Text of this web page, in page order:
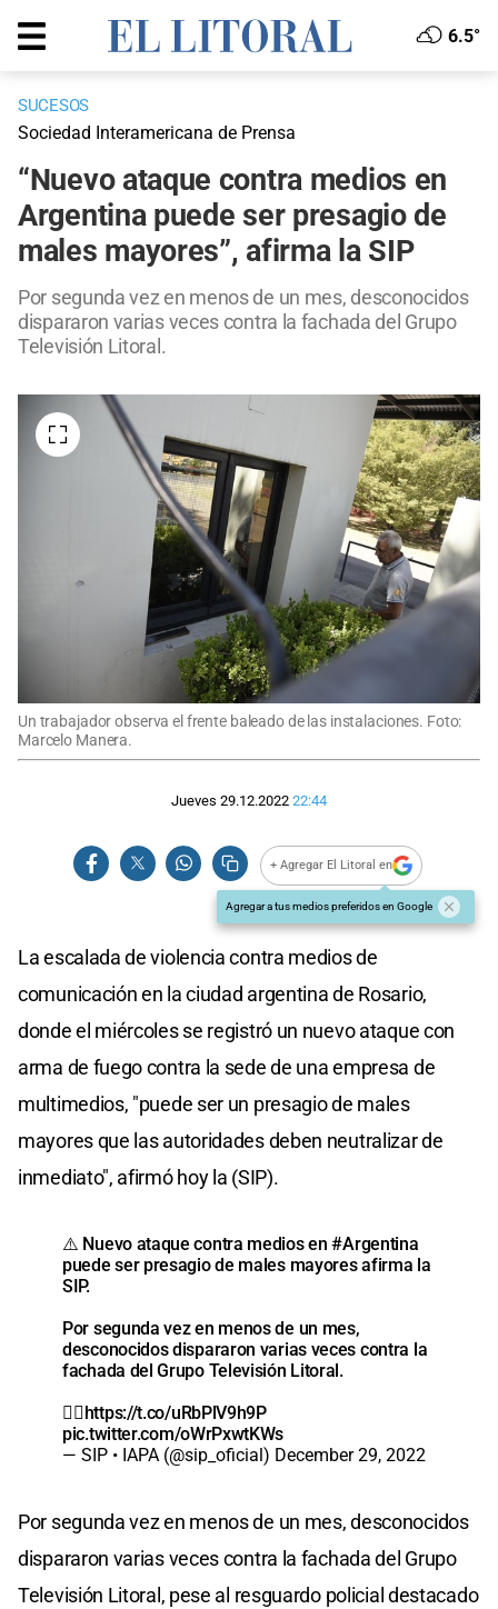
6.5°
SUCESOS
Sociedad Interamericana de Prensa
“Nuevo ataque contra medios en
Argentina puede ser presagio de
males mayores”, afirma la SIP
Por segunda vez en menos de un mes, desconocidos
dispararon varias veces contra la fachada del Grupo
Televisión Litoral.
Un trabajador observa el frente baleado de las instalaciones. Foto:
Marcelo Manera.
Jueves 29.12.2022 22:44
+ Agregar El Litoral en
Agregar a tus medios preferidos en Google
La escalada de violencia contra medios de
comunicación en la ciudad argentina de Rosario,
donde el miércoles se registró un nuevo ataque con
arma de fuego contra la sede de una empresa de
multimedios, "puede ser un presagio de males
mayores que las autoridades deben neutralizar de
inmediato", afirmó hoy la (SIP).
⚠️ Nuevo ataque contra medios en#Argentina
puede ser presagio de males mayores afirma la
SIP.
Por segunda vez en menos de un mes,
desconocidos dispararon varias veces contra la
fachada del Grupo Televisión Litoral.
👉🏼https://t.co/uRbPlV9h9P
pic.twitter.com/oWrPxwtKWs
— SIP • IAPA (@sip_oficial) December 29, 2022
Por segunda vez en menos de un mes, desconocidos
dispararon varias veces contra la fachada del Grupo
Televisión Litoral, pese al resguardo policial destacado